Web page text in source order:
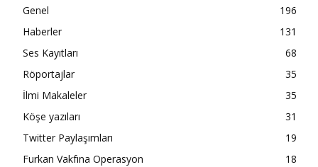
Genel
196
Haberler
131
Ses Kayıtları
68
Röportajlar
35
İlmi Makaleler
35
Köşe yazıları
31
Twitter Paylaşımları
19
Furkan Vakfına Operasyon
18